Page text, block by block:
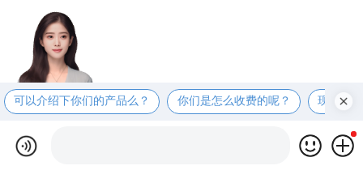
可以介绍下你们的产品么？ 你们是怎么收费的呢？ 现在有